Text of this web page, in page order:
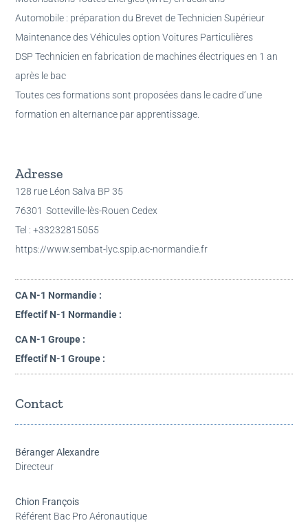
Automobile : préparation du Brevet de Technicien Supérieur
Maintenance des Véhicules option Voitures Particulières
DSP Technicien en fabrication de machines électriques en 1 an
après le bac
Toutes ces formations sont proposées dans le cadre d’une
formation en alternance par apprentissage.
Adresse
128 rue Léon Salva BP 35
76301 Sotteville-lès-Rouen Cedex
Tel : +33232815055
https://www.sembat-lyc.spip.ac-normandie.fr
CA N-1 Normandie :
Effectif N-1 Normandie :
CA N-1 Groupe :
Effectif N-1 Groupe :
Contact
Béranger Alexandre
Directeur
Chion François
Référent Bac Pro Aéronautique